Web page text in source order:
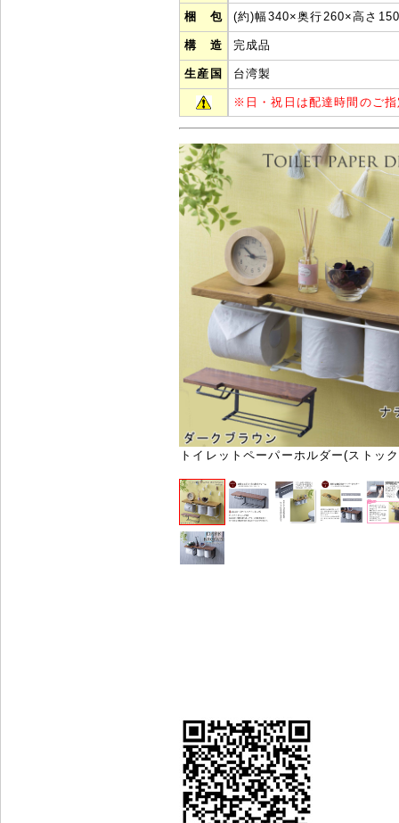
梱 包 (約)幅340×奥行260×高さ
構 造 完成品
生産国 台湾製
※ 日・祝日は配達時間のご
トイレットペーパーホルダー(ストッ